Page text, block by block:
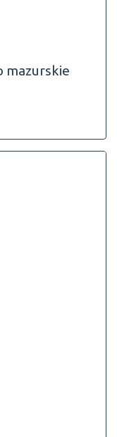
mazurskie